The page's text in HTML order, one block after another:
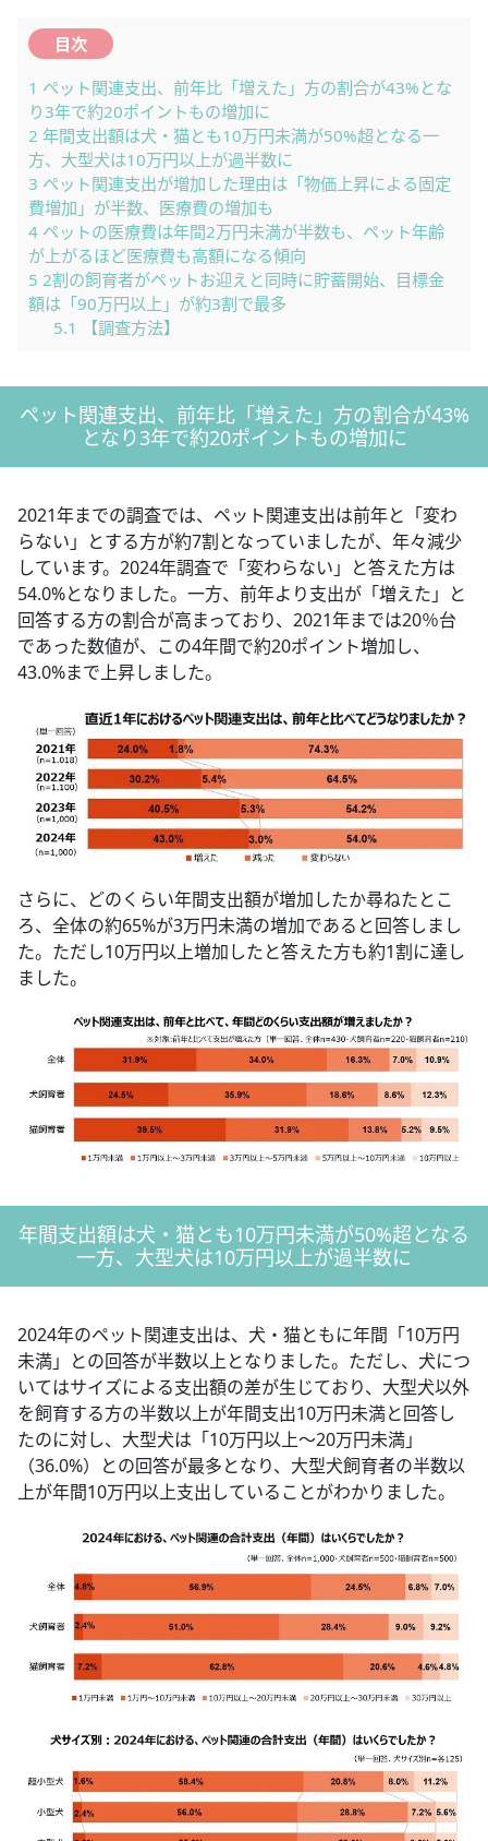
目次
1 ペット関連支出、前年比「増えた」方の割合が43%とな
り3年で約20ポイントもの増加に
2 年間支出額は犬・猫とも10万円未満が50%超となる一
方、大型犬は10万円以上が過半数に
3 ペット関連支出が増加した理由は「物価上昇による固定
費増加」が半数、医療費の増加も
4 ペットの医療費は年間2万円未満が半数も、ペット年齢
が上がるほど医療費も高額になる傾向
5 2割の飼育者がペットお迎えと同時に貯蓄開始、目標金
額は「90万円以上」が約3割で最多
5.1
【調査方法】
ペット関連支出、前年比「増えた」方の割合が43%
となり3年で約20ポイントもの増加に
2021年までの調査では、ペット関連支出は前年と「変わ
らない」とする方が約7割となっていましたが、年々減少
しています。2024年調査で「変わらない」と答えた方は
54.0%となりました。一方、前年より支出が「増えた」と
回答する方の割合が高まっており、2021年までは20％台
であった数値が、この4年間で約20ポイント増加し、
43.0%まで上昇しました。
さらに、どのくらい年間支出額が増加したか尋ねたとこ
ろ、全体の約65%が3万円未満の増加であると回答しまし
た。ただし10万円以上増加したと答えた方も約1割に達し
ました。
年間支出額は犬・猫とも10万円未満が50%超となる
一方、大型犬は10万円以上が過半数に
2024年のペット関連支出は、犬・猫ともに年間「10万円
未満」との回答が半数以上となりました。ただし、犬につ
いてはサイズによる支出額の差が生じており、大型犬以外
を飼育する方の半数以上が年間支出10万円未満と回答し
たのに対し、大型犬は「10万円以上～20万円未満」
（36.0%）との回答が最多となり、大型犬飼育者の半数以
上が年間10万円以上支出していることがわかりました。